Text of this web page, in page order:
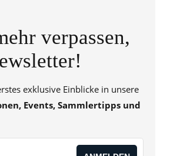
verpassen,
exklusive Einblicke in unsere
Events, Sammlertipps und